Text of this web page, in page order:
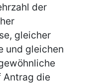
der
gleicher
und gleichen
Antrag die